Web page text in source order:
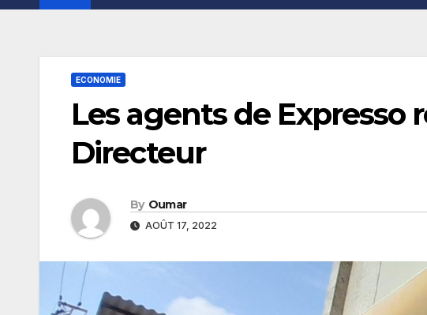
ECONOMIE
Les agents de
Directeur
By Oumar
AOÛT 17, 2022